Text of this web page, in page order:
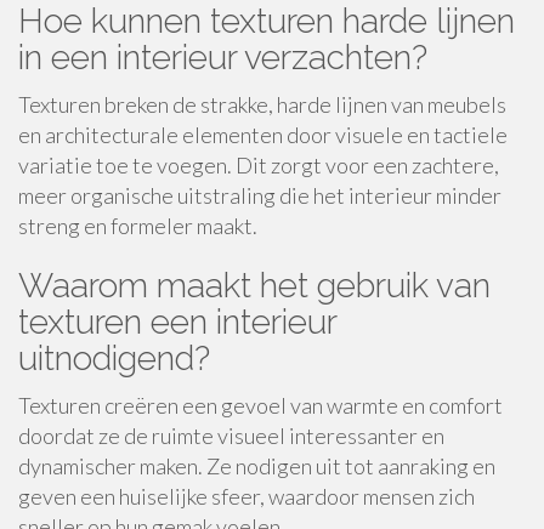
Hoe kunnen texturen harde lijnen
in een interieur verzachten?
Texturen breken de strakke, harde lijnen van meubels
en architecturale elementen door visuele en tactiele
variatie toe te voegen. Dit zorgt voor een zachtere,
meer organische uitstraling die het interieur minder
streng en formeler maakt.
Waarom maakt het gebruik van
texturen een interieur
uitnodigend?
Texturen creëren een gevoel van warmte en comfort
doordat ze de ruimte visueel interessanter en
dynamischer maken. Ze nodigen uit tot aanraking en
geven een huiselijke sfeer, waardoor mensen zich